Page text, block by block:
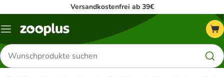
Versandkostenfrei ab 39€
Menü
Produkte
suchen